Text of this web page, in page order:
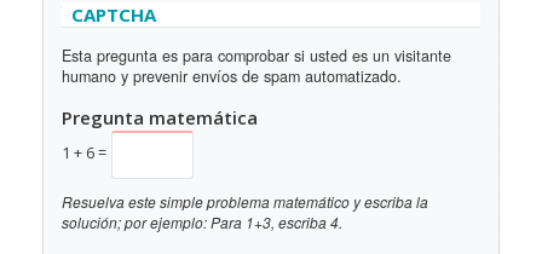
Ocultar
CAPTCHA
Esta pregunta es para comprobar si usted es un visitante
humano y prevenir envíos de spam automatizado.
Pregunta matemática
1 + 6 =
Resuelva este simple problema matemático y escriba la
solución; por ejemplo: Para 1+3, escriba 4.